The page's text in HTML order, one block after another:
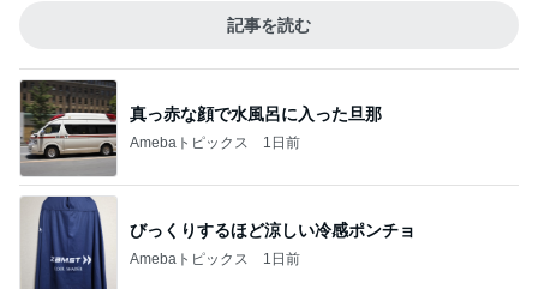
記事を読む
真っ赤な顔で水風呂に入った旦那
Amebaトピックス 1日前
びっくりするほど涼しい冷感ポンチョ
Amebaトピックス 1日前